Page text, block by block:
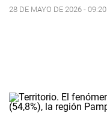
28 DE MAYO DE 2026 - 09:20